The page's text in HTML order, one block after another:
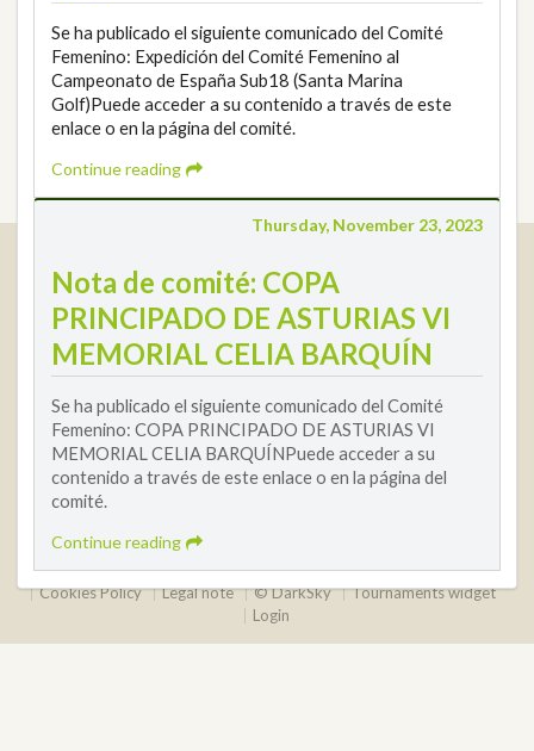
Se ha publicado el siguiente comunicado del Comité
Femenino: Expedición del Comité Femenino al
Campeonato de España Sub18 (Santa Marina
Golf)Puede acceder a su contenido a través de este
enlace o en la página del comité.
Continue reading
Thursday, November 23, 2023
Nota de comité: COPA
PRINCIPADO DE ASTURIAS VI
MEMORIAL CELIA BARQUÍN
Se ha publicado el siguiente comunicado del Comité
Femenino: COPA PRINCIPADO DE ASTURIAS VI
MEMORIAL CELIA BARQUÍNPuede acceder a su
contenido a través de este enlace o en la página del
comité.
Continue reading
Calle Enlace, 9. 29016 Málaga, España
CIF: Q7955035F
+34 952 225 590
Contact
2026 © Real Federación Andaluza de Golf
Privacy Policy
Cookies Policy
Legal note © DarkSky
Tournaments widget
Login